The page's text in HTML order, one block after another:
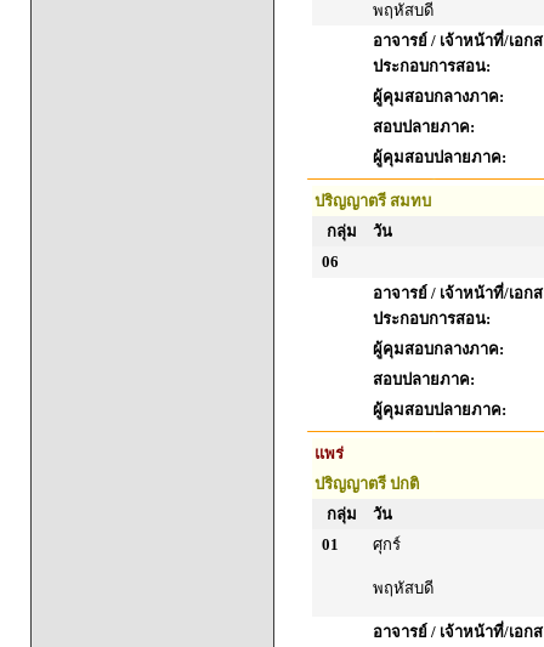
พฤหัสบดี
อาจารย์ / เจ้าหน้าที่/เอก
ประกอบการสอน:
ผู้คุมสอบกลางภาค:
สอบปลายภาค:
ผู้คุมสอบปลายภาค:
ปริญญาตรี สมทบ
กลุ่ม
วัน
06
อาจารย์ / เจ้าหน้าที่/เอก
ประกอบการสอน:
ผู้คุมสอบกลางภาค:
สอบปลายภาค:
ผู้คุมสอบปลายภาค:
แพร่
ปริญญาตรี ปกติ
กลุ่ม
วัน
01
ศุกร์
พฤหัสบดี
อาจารย์ / เจ้าหน้าที่/เอก